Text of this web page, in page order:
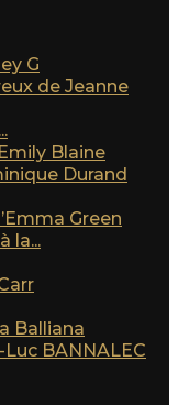
G
de Jeanne
Blaine
Durand
Green
la...
Balliana
BANNALEC